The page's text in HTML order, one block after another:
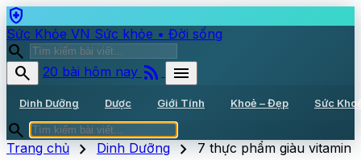
health_and_safety
Sức Khỏe VN Sức khỏe • Đời sống
search
search
20 bài hôm nay rss_feed menu
Dinh Dưỡng Dược Giới Tính Khoẻ – Đẹp Sức
search
Trang chủ chevron_right Dinh Dưỡng chevron_right 7 thực phẩm giàu vitamin